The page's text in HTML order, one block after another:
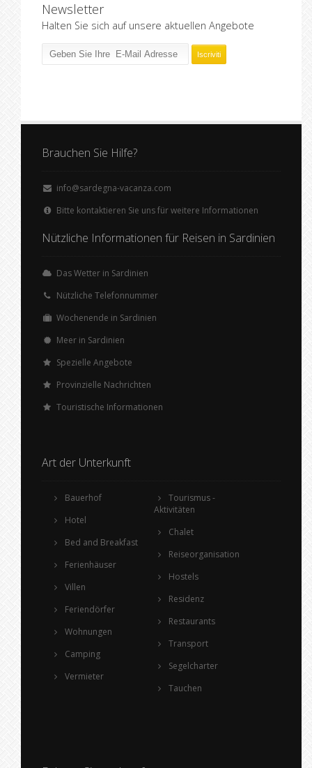
Newsletter
Halten Sie sich auf unsere aktuellen Angebote
Brauchen Sie Hilfe?
info@sardegna-vacanza.com
Bitte kontaktieren Sie uns für weitere Informationen
Nützliche Informationen für Reisen in Sardinien
Das Wetter in Sardinien
Nützliche Telefonnummer
Wochenende in Sardinien
Meer in Sardinien
Spezielle Angebote
Provinzielle Nachrichten
Touristische Informationen
Art der Unterkunft
Bauerhof
Hotel
Bed and Breakfast
Ferienhäuser
Villen
Feriendörfer
Wohnungen
Camping
Vermieter
Tourismus -
Aktivitäten
Chalet
Reiseorganisation
Hostels
Residenz
Restaurants
Transport
Segelcharter
Tauchen